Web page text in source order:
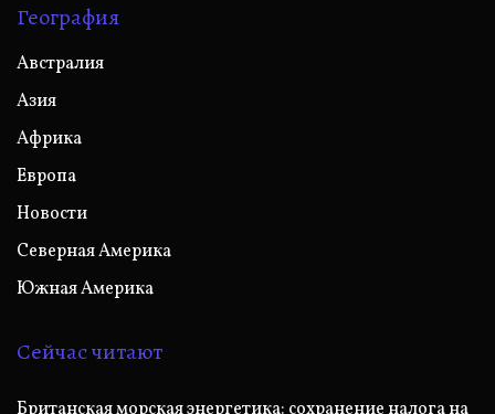
География
Австралия
Азия
Африка
Европа
Новости
Северная Америка
Южная Америка
Сейчас читают